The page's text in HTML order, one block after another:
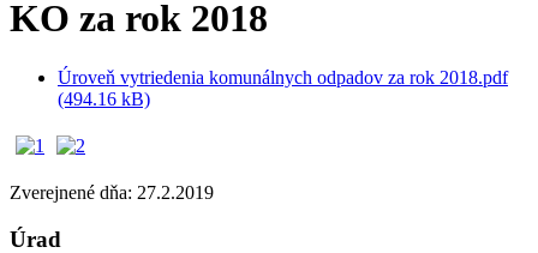
KO za rok 2018
Úroveň vytriedenia komunálnych odpadov za rok 2018.pdf
(494.16 kB)
Zverejnené dňa: 27.2.2019
Úrad